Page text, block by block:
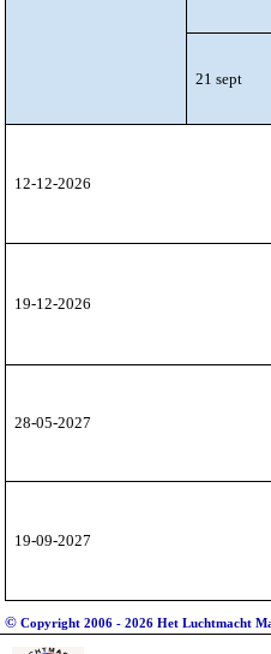
21 sept
12-12-2026
19-12-2026
28-05-2027
19-09-2027
© Copyright 2006 - 2026 Het Luchtmacht
augustus-2026